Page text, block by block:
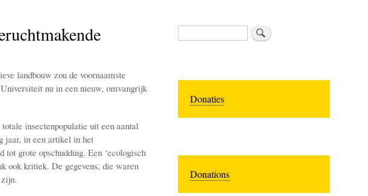
landbouw zou de voornaamste
nu in een nieuw, omvangrijk
insectenpopulatie uit een aantal
jaar, in een artikel in het
grote opschudding. Een ‘ecologisch
ook kritiek. De gegevens, die waren
Zoeken
Donaties
Donations